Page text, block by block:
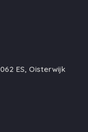
ES, Oisterwijk